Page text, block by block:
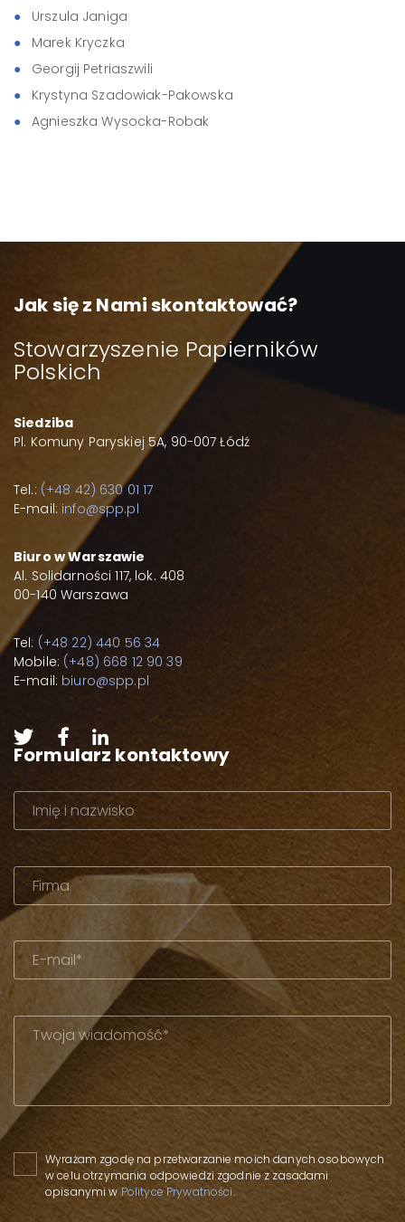
Urszula Janiga
Marek Kryczka
Georgij Petriaszwili
Krystyna Szadowiak-Pakowska
Agnieszka Wysocka-Robak
Jak się z Nami skontaktować?
Stowarzyszenie Papierników
Polskich
Siedziba
Pl. Komuny Paryskiej 5A, 90-007 Łódź
Tel.: (+48 42) 630 01 17
E-mail: info@spp.pl
Biuro w Warszawie
Al. Solidarności 117, lok. 408
00-140 Warszawa
Tel: (+48 22) 440 56 34
Mobile: (+48) 668 12 90 39
E-mail: biuro@spp.pl
Formularz kontaktowy
Please leave this field empty.
Wyrażam zgodę na przetwarzanie moich danych osobowych
w celu otrzymania odpowiedzi zgodnie z zasadami
opisanymi w Polityce Prywatności.